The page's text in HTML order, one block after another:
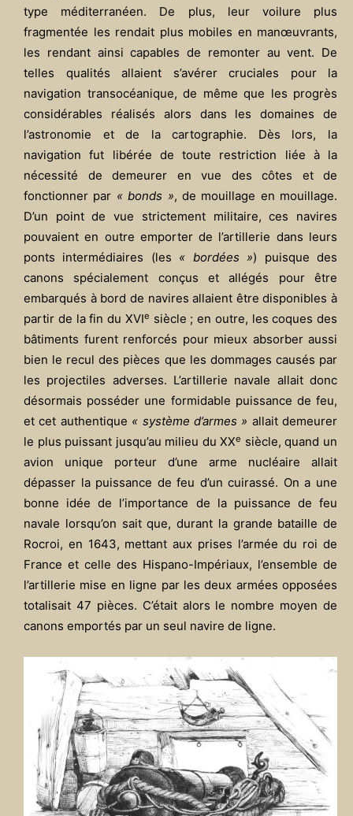
type méditerranéen. De plus, leur voilure plus
fragmentée les rendait plus mobiles en manœuvrants,
les rendant ainsi capables de remonter au vent. De
telles qualités allaient s’avérer cruciales pour la
navigation transocéanique, de même que les progrès
considérables réalisés alors dans les domaines de
l’astronomie et de la cartographie. Dès lors, la
navigation fut libérée de toute restriction liée à la
nécessité de demeurer en vue des côtes et de
fonctionner par « bonds », de mouillage en mouillage.
D’un point de vue strictement militaire, ces navires
pouvaient en outre emporter de l’artillerie dans leurs
ponts intermédiaires (les « bordées ») puisque des
canons spécialement conçus et allégés pour être
embarqués à bord de navires allaient être disponibles à
partir de la fin du XVIe siècle ; en outre, les coques des
bâtiments furent renforcés pour mieux absorber aussi
bien le recul des pièces que les dommages causés par
les projectiles adverses. L’artillerie navale allait donc
désormais posséder une formidable puissance de feu,
et cet authentique « système d’armes » allait demeurer
le plus puissant jusqu’au milieu du XXe siècle, quand un
avion unique porteur d’une arme nucléaire allait
dépasser la puissance de feu d’un cuirassé. On a une
bonne idée de l’importance de la puissance de feu
navale lorsqu’on sait que, durant la grande bataille de
Rocroi, en 1643, mettant aux prises l’armée du roi de
France et celle des Hispano-Impériaux, l’ensemble de
l’artillerie mise en ligne par les deux armées opposées
totalisait 47 pièces. C’était alors le nombre moyen de
canons emportés par un seul navire de ligne.